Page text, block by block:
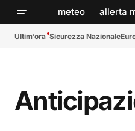
meteo allerta
Ultim’ora Sicurezza Nazionale